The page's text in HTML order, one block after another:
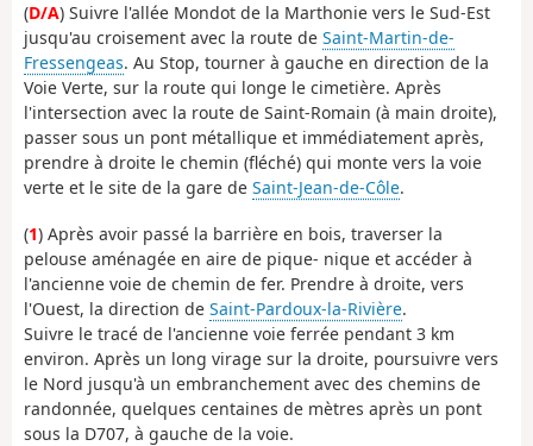
(D/A) Suivre l'allée Mondot de la Marthonie vers le Sud-Est
jusqu'au croisement avec la route de Saint-Martin-de-
Fressengeas. Au Stop, tourner à gauche en direction de la
Voie Verte, sur la route qui longe le cimetière. Après
l'intersection avec la route de Saint-Romain (à main droite),
passer sous un pont métallique et immédiatement après,
prendre à droite le chemin (fléché) qui monte vers la voie
verte et le site de la gare de Saint-Jean-de-Côle.
(1) Après avoir passé la barrière en bois, traverser la
pelouse aménagée en aire de pique- nique et accéder à
l'ancienne voie de chemin de fer. Prendre à droite, vers
l'Ouest, la direction de Saint-Pardoux-la-Rivière.
Suivre le tracé de l'ancienne voie ferrée pendant 3 km
environ. Après un long virage sur la droite, poursuivre vers
le Nord jusqu'à un embranchement avec des chemins de
randonnée, quelques centaines de mètres après un pont
sous la D707, à gauche de la voie.